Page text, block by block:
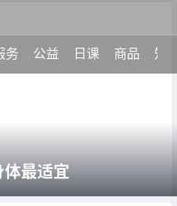
务 公益 日课 商品 知
体最适宜